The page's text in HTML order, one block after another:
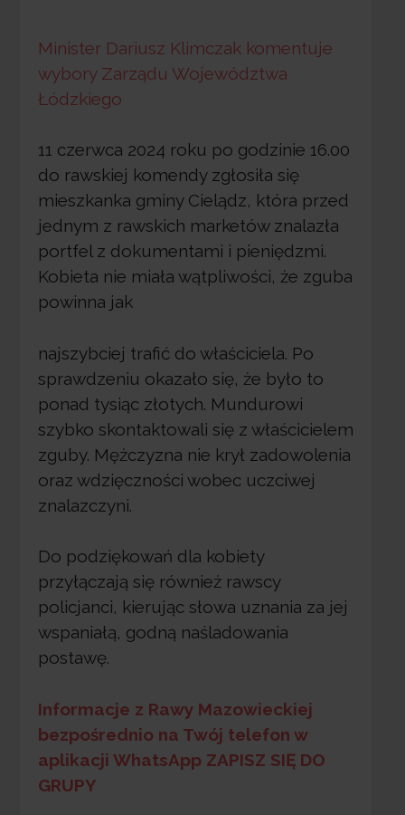
Minister Dariusz Klimczak komentuje
wybory Zarządu Województwa
Łódzkiego
11 czerwca 2024 roku po godzinie 16.00
do rawskiej komendy zgłosiła się
mieszkanka gminy Cielądz, która przed
jednym z rawskich marketów znalazła
portfel z dokumentami i pieniędzmi.
Kobieta nie miała wątpliwości, że zguba
powinna jak
najszybciej trafić do właściciela. Po
sprawdzeniu okazało się, że było to
ponad tysiąc złotych. Mundurowi
szybko skontaktowali się z właścicielem
zguby. Mężczyzna nie krył zadowolenia
oraz wdzięczności wobec uczciwej
znalazczyni.
Do podziękowań dla kobiety
przyłączają się również rawscy
policjanci, kierując słowa uznania za jej
wspaniałą, godną naśladowania
postawę.
Informacje z Rawy Mazowieckiej
bezpośrednio na Twój telefon w
aplikacji WhatsApp ZAPISZ SIĘ DO
GRUPY